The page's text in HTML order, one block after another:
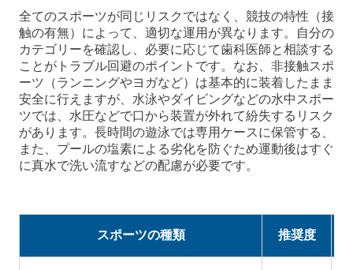
全てのスポーツが同じリスクではなく、競技の特性（接
触の有無）によって、適切な運用が異なります。自分の
カテゴリーを確認し、必要に応じて歯科医師と相談する
ことがトラブル回避のポイントです。なお、非接触スポ
ーツ（ランニングやヨガなど）は基本的に装着したまま
安全に行えますが、水泳やダイビングなどの水中スポー
ツでは、水圧などで口から装置が外れて紛失するリスク
があります。長時間の遊泳では専用ケースに保管する、
また、プールの塩素による劣化を防ぐため運動後はすぐ
に真水で洗い流すなどの配慮が必要です。
スポーツの種類 推奨度